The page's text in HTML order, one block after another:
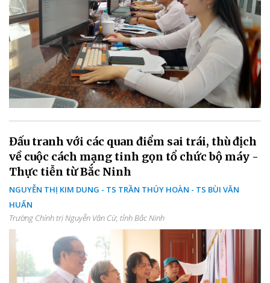
Đấu tranh với các quan điểm sai trái, thù địch
về cuộc cách mạng tinh gọn tổ chức bộ máy -
Thực tiễn từ Bắc Ninh
NGUYỄN THỊ KIM DUNG - TS TRẦN THÚY HOÀN - TS BÙI VĂN
HUẤN
Trường Chính trị Nguyễn Văn Cừ, tỉnh Bắc Ninh